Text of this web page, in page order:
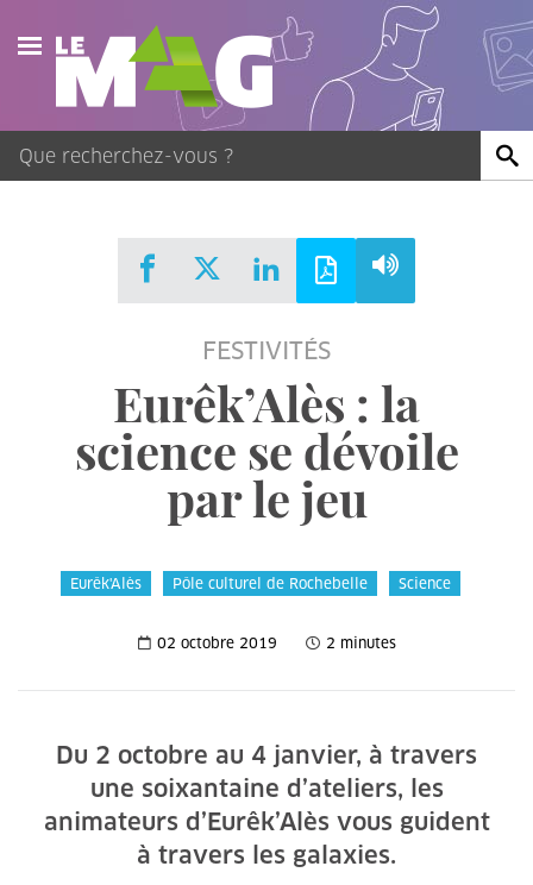
Actualités
Agenda
Publications
FESTIVITÉS
Eurêk’Alès : la
science se dévoile
par le jeu
Eurêk'Alès Pôle culturel de Rochebelle Science
02 octobre 2019 2 minutes
Du 2 octobre au 4 janvier, à travers
une soixantaine d’ateliers, les
animateurs d’Eurêk’Alès vous guident
à travers les galaxies.